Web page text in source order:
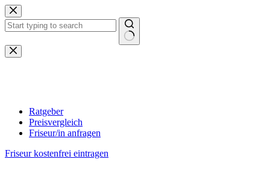
Zum
Inhalt
springen
Keine
Ergebnisse
Ratgeber
Preisvergleich
Friseur/in anfragen
Friseur kostenfrei eintragen